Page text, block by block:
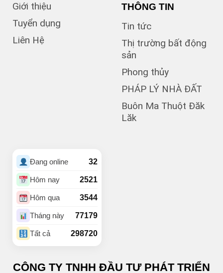
Bà Triệu(1)
Bạch Đằng (1)
Bùi Hữu Nghĩa (1)
Bùi Huy Bích(3)
Buôn Hrat
BUÔN HUÊ (4)
Buôn Ju(21)
Buôn KBu
Buôn Ko Đung(1)
Buôn Komleo(4)
BUÔN MAP – EA PÔK
Buôn Tara(1)
Giới thiệu
Tuyển dụng
Liên Hệ
THÔNG TIN
Tin tức
Thị trường bất động
sản
Phong thủy
PHÁP LÝ NHÀ ĐẤT
Buôn Ma Thuột Đăk
Lăk
Đang online 32
Hôm nay 2521
Hôm qua 3544
Tháng này 77179
Tất cả 298720
CÔNG TY TNHH ĐẦU TƯ PHÁT TRIỂN